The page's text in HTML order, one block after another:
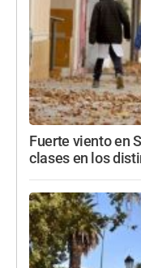
Fuerte viento en
clases en los